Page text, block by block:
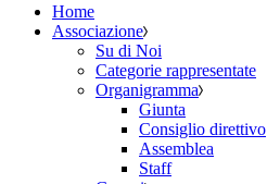
Home
Associazione
Su di Noi
Categorie rappresentate
Organigramma
Giunta
Consiglio direttivo
Assemblea
Staff